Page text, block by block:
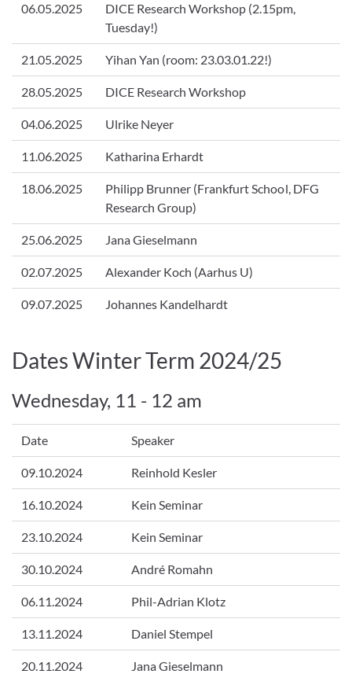
06.05.2025
DICE Research Workshop (2.15pm,
Tuesday!)
21.05.2025 Yihan Yan (room: 23.03.01.22!)
28.05.2025 DICE Research Workshop
04.06.2025 Ulrike Neyer
11.06.2025 Katharina Erhardt
18.06.2025
Philipp Brunner (Frankfurt School, DFG
Research Group)
25.06.2025 Jana Gieselmann
02.07.2025 Alexander Koch (Aarhus U)
09.07.2025 Johannes Kandelhardt
Dates Winter Term 2024/25
Wednesday, 11 - 12 am
Date Speaker
09.10.2024 Reinhold Kesler
16.10.2024 Kein Seminar
23.10.2024 Kein Seminar
30.10.2024 André Romahn
06.11.2024 Phil-Adrian Klotz
13.11.2024 Daniel Stempel
20.11.2024 Jana Gieselmann